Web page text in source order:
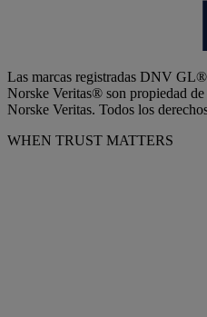
Las marcas registradas DNV
Norske Veritas® son propiedad
Norske Veritas. Todos los
WHEN TRUST MATTERS